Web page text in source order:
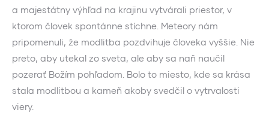
a majestátny výhľad na krajinu vytvárali priestor, v
ktorom človek spontánne stíchne. Meteory nám
pripomenuli, že modlitba pozdvihuje človeka vyššie. Nie
preto, aby utekal zo sveta, ale aby sa naň naučil
pozerať Božím pohľadom. Bolo to miesto, kde sa krása
stala modlitbou a kameň akoby svedčil o vytrvalosti
viery.